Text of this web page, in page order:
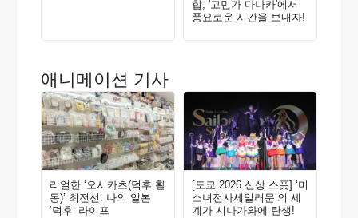
합, '고민가 다나카'에서
풍요로운 시간을 보내자!
애니메이션 기사
리얼한 ‘오시카츠(덕후 활
동)’ 최전선: 나의 일본
‘덕후’ 라이프
[도쿄 2026 신상 스폿] ‘미
소녀전사세일러문’의 세
계가 시나가와에 탄생!